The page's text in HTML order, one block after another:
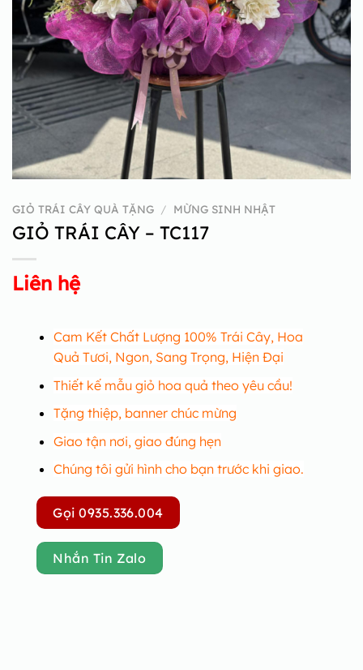
GIỎ TRÁI CÂY QUÀ TẶNG / MỪNG SINH NHẬT
GIỎ TRÁI CÂY – TC117
Liên hệ
Cam Kết Chất Lượng 100% Trái Cây, Hoa
Quả Tươi, Ngon, Sang Trọng, Hiện Đại
Thiết kế mẫu giỏ hoa quả theo yêu cầu!
Tặng thiệp, banner chúc mừng
Giao tận nơi, giao đúng hẹn
Chúng tôi gửi hình cho bạn trước khi giao.
Gọi 0935.336.004
Nhắn Tin Zalo